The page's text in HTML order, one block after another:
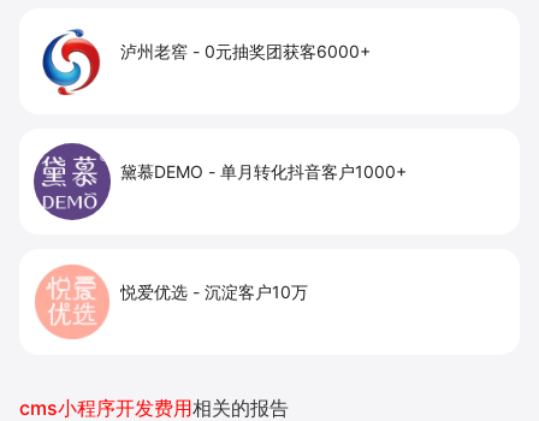
泸州老窖 - 0元抽奖团获客6000+
黛慕DEMO - 单月转化抖音客户1000+
悦爱优选 - 沉淀客户10万
cms小程序开发费用相关的报告